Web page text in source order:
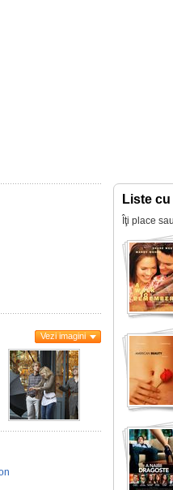
Vezi imagini
Liste
Îţi place